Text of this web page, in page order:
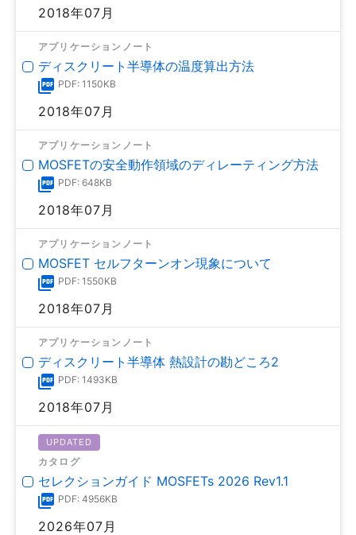
2018年07月
アプリケーションノート
ディスクリート半導体の温度算出方法
PDF: 1150KB
2018年07月
アプリケーションノート
MOSFETの安全動作領域のディレーティング方法
PDF: 648KB
2018年07月
アプリケーションノート
MOSFET セルフターンオン現象について
PDF: 1550KB
2018年07月
アプリケーションノート
ディスクリート半導体 熱設計の勘どころ2
PDF: 1493KB
2018年07月
UPDATED
カタログ
セレクションガイド MOSFETs 2026 Rev1.1
PDF: 4956KB
2026年07月